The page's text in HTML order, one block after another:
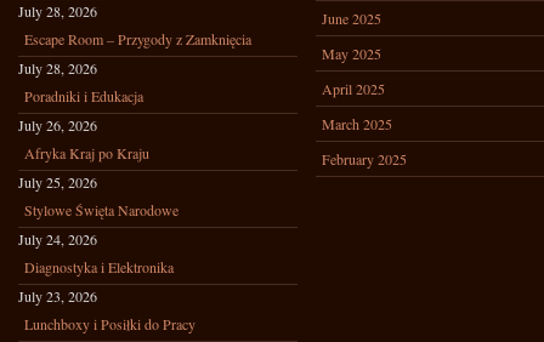
July 28, 2026
Escape Room – Przygody z Zamknięcia
July 28, 2026
Poradniki i Edukacja
July 26, 2026
Afryka Kraj po Kraju
July 25, 2026
Stylowe Święta Narodowe
July 24, 2026
Diagnostyka i Elektronika
July 23, 2026
Lunchboxy i Posiłki do Pracy
June 2025
May 2025
April 2025
March 2025
February 2025